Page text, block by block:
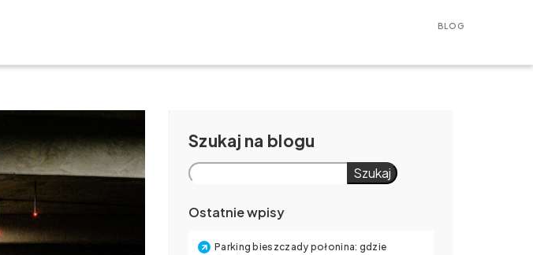
BLOG
Szukaj
Szukaj
Ostatnie wpisy
Parking bieszczady połonina: gdzie